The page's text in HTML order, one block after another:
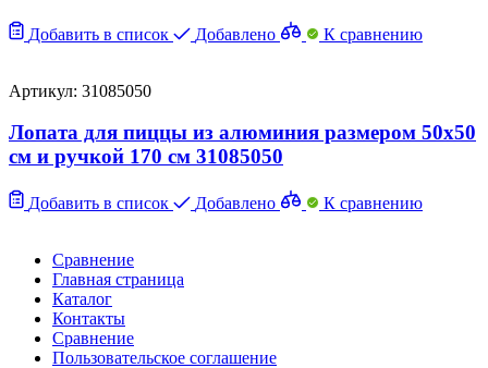
Добавить в список Добавлено К сравнению
Артикул: 31085050
Лопата для пиццы из алюминия размером 50х50
см и ручкой 170 см 31085050
Добавить в список Добавлено К сравнению
Сравнение
Главная страница
Каталог
Контакты
Сравнение
Пользовательское соглашение